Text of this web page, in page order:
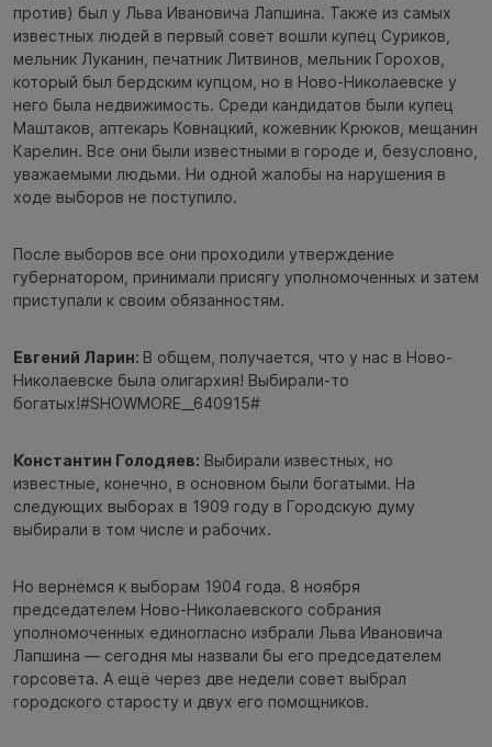
против) был у Льва Ивановича Лапшина. Также из самых
известных людей в первый совет вошли купец Суриков,
мельник Луканин, печатник Литвинов, мельник Горохов,
который был бердским купцом, но в Ново-Николаевске у
него была недвижимость. Среди кандидатов были купец
Маштаков, аптекарь Ковнацкий, кожевник Крюков, мещанин
Карелин. Все они были известными в городе и, безусловно,
уважаемыми людьми. Ни одной жалобы на нарушения в
ходе выборов не поступило.
После выборов все они проходили утверждение
губернатором, принимали присягу уполномоченных и затем
приступали к своим обязанностям.
Евгений Ларин: В общем, получается, что у нас в Ново-
Николаевске была олигархия! Выбирали-то
богатых!#SHOWMORE__640915#
Константин Голодяев: Выбирали известных, но
известные, конечно, в основном были богатыми. На
следующих выборах в 1909 году в Городскую думу
выбирали в том числе и рабочих.
Но вернёмся к выборам 1904 года. 8 ноября
председателем Ново-Николаевского собрания
уполномоченных единогласно избрали Льва Ивановича
Лапшина — сегодня мы назвали бы его председателем
горсовета. А ещё через две недели совет выбрал
городского старосту и двух его помощников.